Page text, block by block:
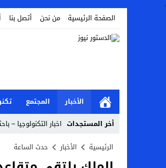
.
الصفحة الرئيسية
من نحن أتصل بنا
الأخبار المجتمع
أخر المستجدات اخبار التكنولوجيا –
Stop
Previous
الرئيسية الأخبار حدث الساعة